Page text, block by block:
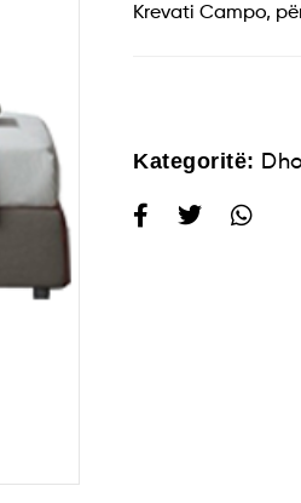
Krevati Campo,
Kategoritë: